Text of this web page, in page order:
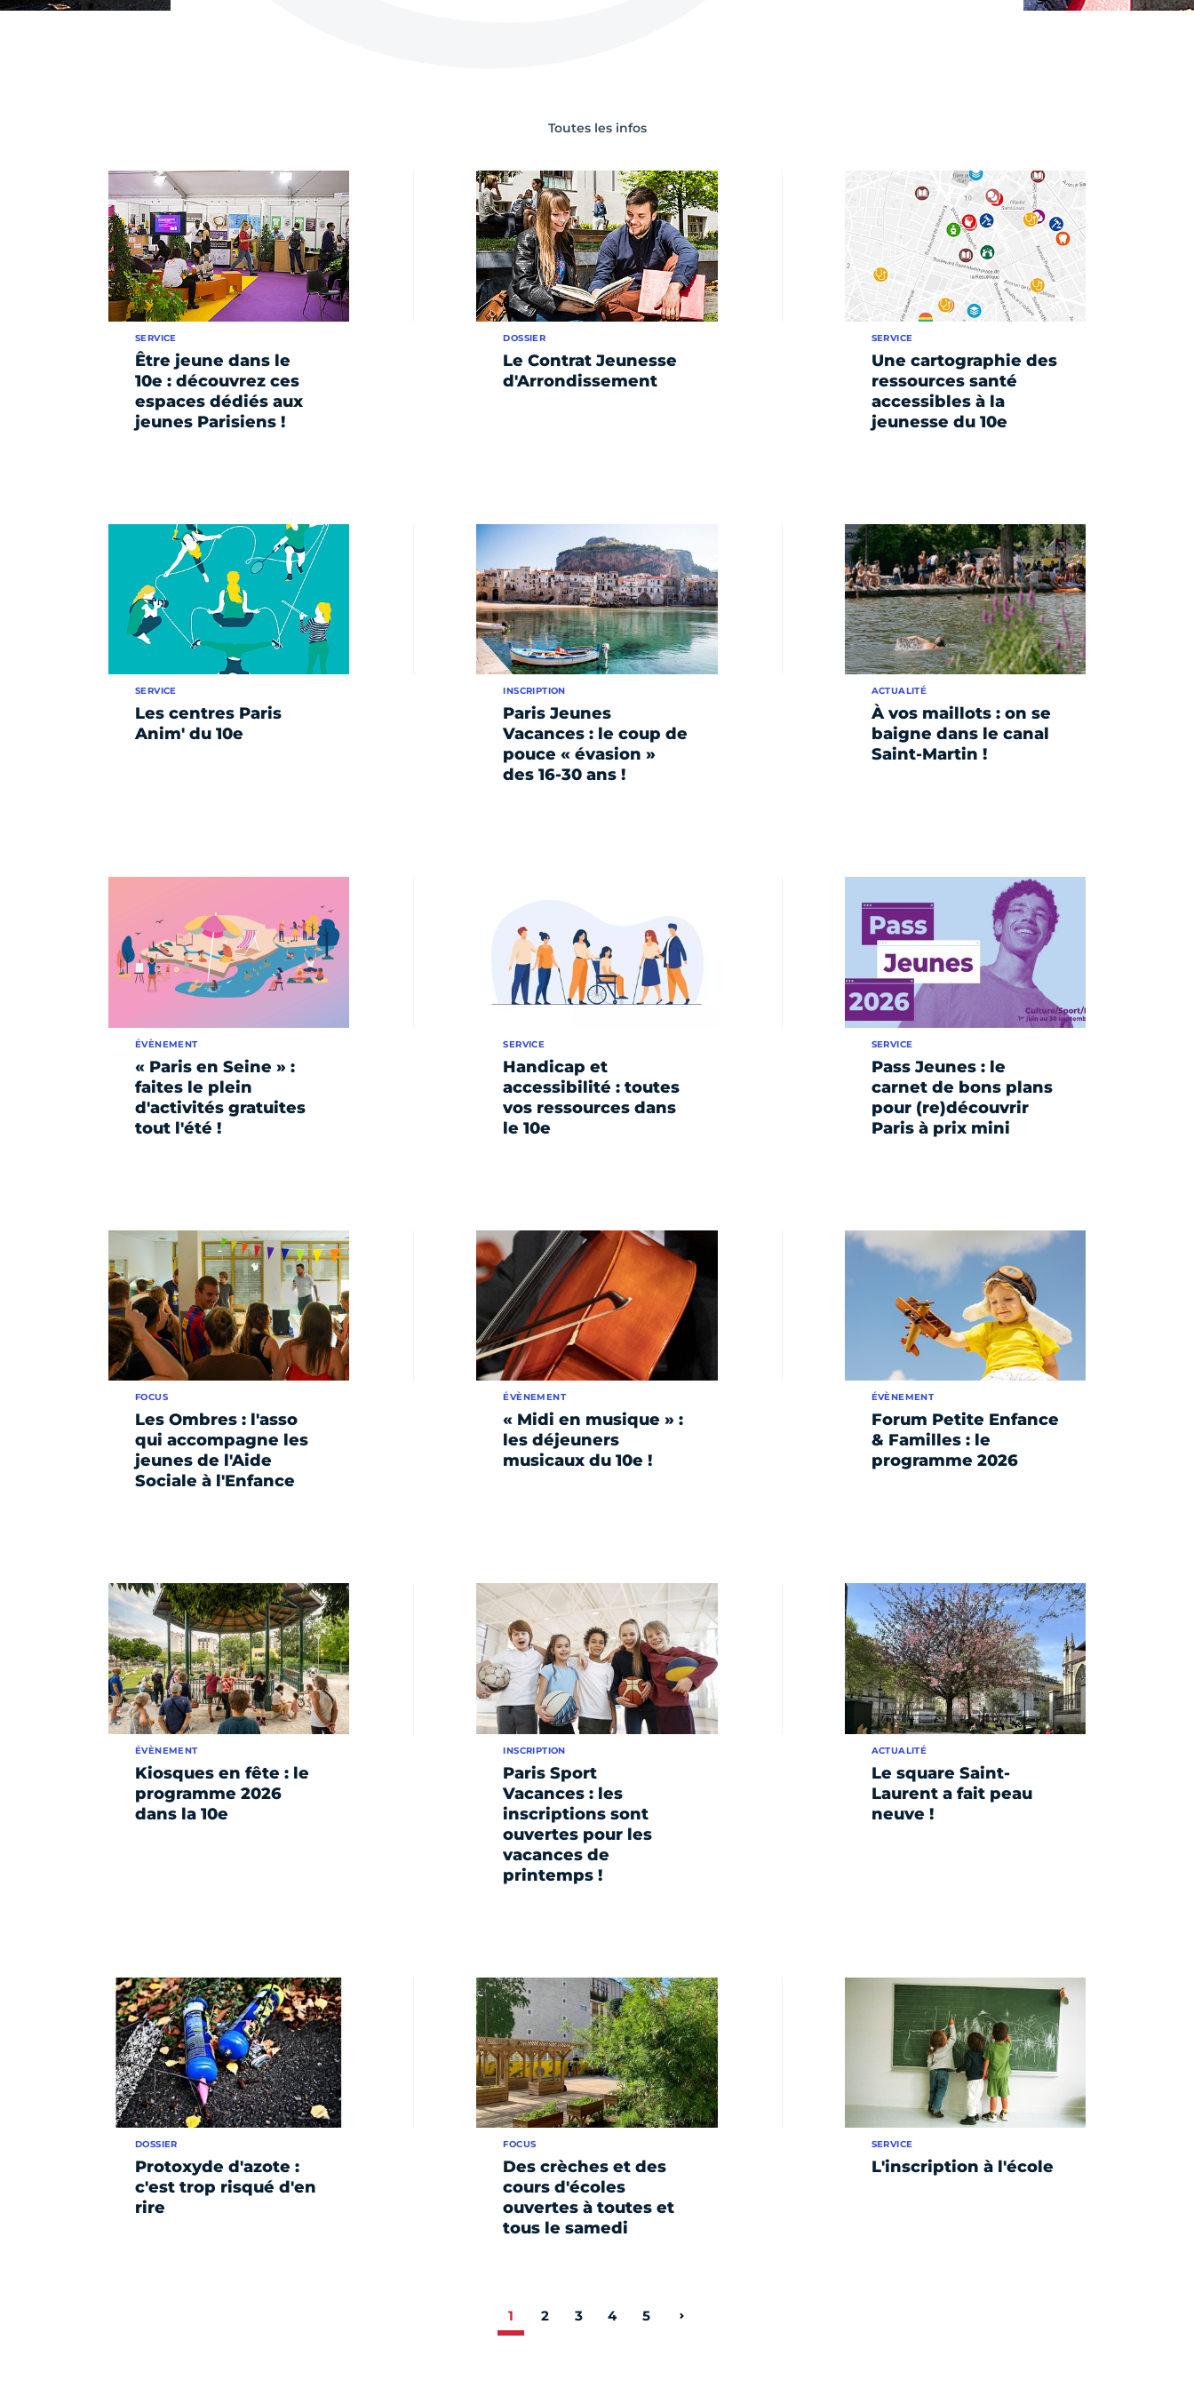
Toutes les infos
Être jeune dans le
10e : découvrez ces
espaces dédiés aux
jeunes Parisiens !
SERVICE
Le Contrat Jeunesse
d'Arrondissement
DOSSIER
Une cartographie des
ressources santé
accessibles à la
jeunesse du 10e
SERVICE
Les centres Paris
Anim' du 10e
SERVICE
Paris Jeunes
Vacances : le coup de
pouce « évasion »
des 16-30 ans !
INSCRIPTION
À vos maillots : on se
baigne dans le canal
Saint-Martin !
ACTUALITÉ
« Paris en Seine » :
faites le plein
d'activités gratuites
tout l'été !
ÉVÈNEMENT
Handicap et
accessibilité : toutes
vos ressources dans
le 10e
SERVICE
Pass Jeunes : le
carnet de bons plans
pour (re)découvrir
Paris à prix mini
SERVICE
Les Ombres : l'asso
qui accompagne les
jeunes de l'Aide
Sociale à l'Enfance
FOCUS
« Midi en musique » :
les déjeuners
musicaux du 10e !
ÉVÈNEMENT
Forum Petite Enfance
& Familles : le
programme 2026
ÉVÈNEMENT
Kiosques en fête : le
programme 2026
dans la 10e
ÉVÈNEMENT
Paris Sport
Vacances : les
inscriptions sont
ouvertes pour les
vacances de
printemps !
INSCRIPTION
Le square Saint-
Laurent a fait peau
neuve !
ACTUALITÉ
Protoxyde d'azote :
c'est trop risqué d'en
rire
DOSSIER
Des crèches et des
cours d'écoles
ouvertes à toutes et
tous le samedi
FOCUS
L'inscription à l'école
SERVICE
1 2 3 4 5 Page suivante